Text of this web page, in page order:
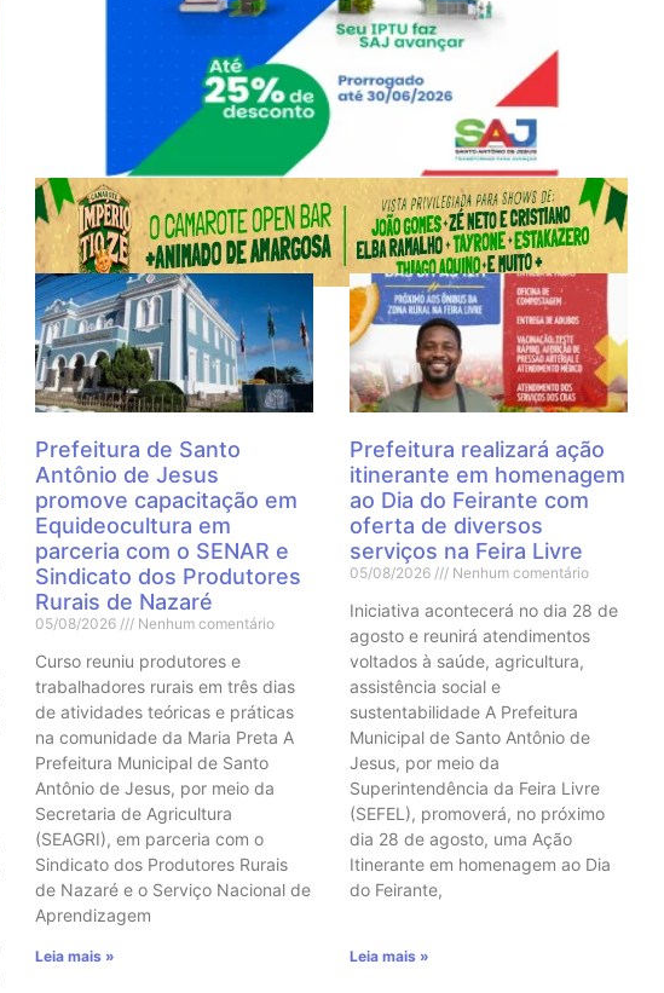
Mais Notícias
Prefeitura de Santo
Antônio de Jesus
promove capacitação em
Equideocultura em
parceria com o SENAR e
Sindicato dos Produtores
Rurais de Nazaré
05/08/2026 Nenhum comentário
Curso reuniu produtores e
trabalhadores rurais em três dias
de atividades teóricas e práticas
na comunidade da Maria Preta A
Prefeitura Municipal de Santo
Antônio de Jesus, por meio da
Secretaria de Agricultura
(SEAGRI), em parceria com o
Sindicato dos Produtores Rurais
de Nazaré e o Serviço Nacional de
Aprendizagem
Leia mais »
Prefeitura realizará ação
itinerante em homenagem
ao Dia do Feirante com
oferta de diversos
serviços na Feira Livre
05/08/2026 Nenhum comentário
Iniciativa acontecerá no dia 28 de
agosto e reunirá atendimentos
voltados à saúde, agricultura,
assistência social e
sustentabilidade A Prefeitura
Municipal de Santo Antônio de
Jesus, por meio da
Superintendência da Feira Livre
(SEFEL), promoverá, no próximo
dia 28 de agosto, uma Ação
Itinerante em homenagem ao Dia
do Feirante,
Leia mais »